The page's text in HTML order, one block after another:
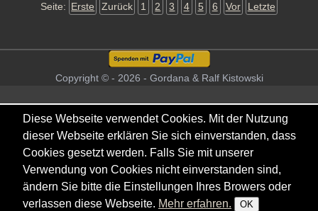
Seite: Erste Zurück 1 2 3 4 5 6 Vor Letzte
Copyright © - 2026 - Gordana & Ralf Kistowski
Diese Webseite verwendet Cookies. Mit der Nutzung
dieser Webseite erklären Sie sich einverstanden, dass
Cookies gesetzt werden. Falls Sie mit unserer
Verwendung von Cookies nicht einverstanden sind,
ändern Sie bitte die Einstellungen Ihres Browers oder
verlassen diese Webseite. Mehr erfahren. OK